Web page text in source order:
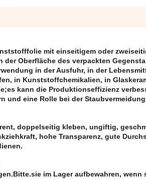
mit einseitigem oder
Oberfläche des verpackten
in der Ausfuhr, in der
in Kunststoffchemikalien, in
kann die Produktionseffizienz
und eine Rolle bei der
doppelseitig kleben, ungiftig,
hohe Transparenz, gute
Bitte.sie im Lager aufbewahren, wenn